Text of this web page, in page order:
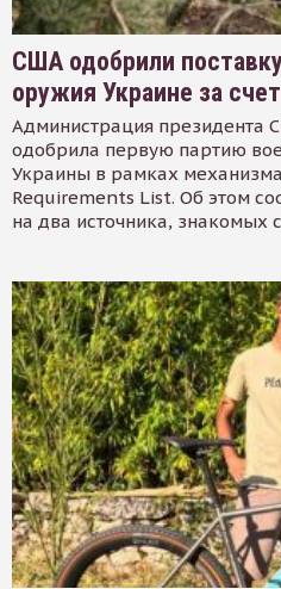
США одобрили
оружия Украине за
Администрация президента
одобрила первую партию
Украины в рамках
Requirements List. Об этом
на два источника, знакомых